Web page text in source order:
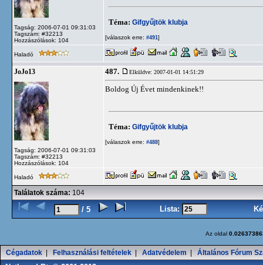
Tagság: 2006-07-01 09:31:03
Tagszám: #32213
Hozzászólások: 104
Téma: Gifgyűjtök klubja
[válaszok erre: #491]
Haladó
JoJo13
Tagság: 2006-07-01 09:31:03
Tagszám: #32213
Hozzászólások: 104
487. Elküldve: 2007-01-01 14:51:29
Boldog Új Évet mindenkinek!!
Téma: Gifgyűjtök klubja
[válaszok erre: #488]
Haladó
Találatok száma: 104
/ 5 Lista:
Az oldal
Cégadatok Felhasználási feltételek Adatvédelem Általános Fórum